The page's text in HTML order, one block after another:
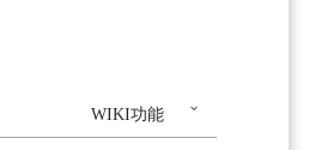
WIKI功能